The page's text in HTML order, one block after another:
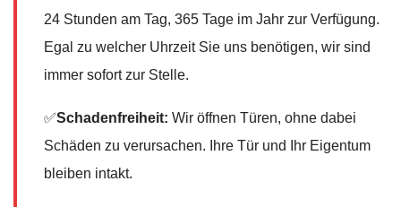
24 Stunden am Tag, 365 Tage im Jahr zur Verfügung.
Egal zu welcher Uhrzeit Sie uns benötigen, wir sind
immer sofort zur Stelle.
✅Schadenfreiheit: Wir öffnen Türen, ohne dabei
Schäden zu verursachen. Ihre Tür und Ihr Eigentum
bleiben intakt.